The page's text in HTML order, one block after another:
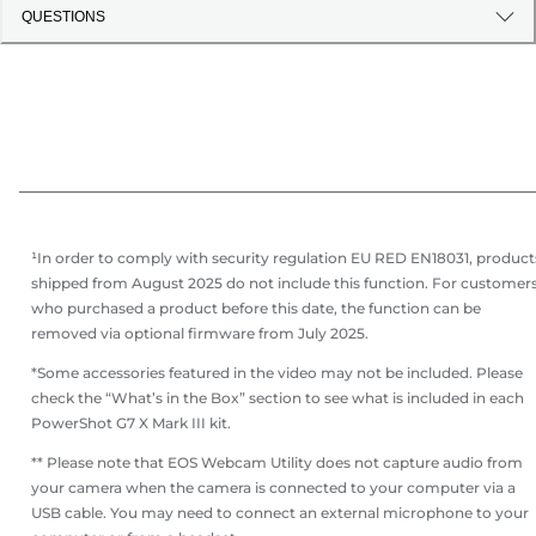
QUESTIONS
¹In order to comply with security regulation EU RED EN18031,
shipped from August 2025 do not include this function. For
who purchased a product before this date, the function can be
removed via optional firmware from July 2025.
*Some accessories featured in the video may not be included. Please
check the “What’s in the Box” section to see what is included in each
PowerShot G7 X Mark III kit.
** Please note that EOS Webcam Utility does not capture audio from
your camera when the camera is connected to your computer via a
USB cable. You may need to connect an external microphone to your